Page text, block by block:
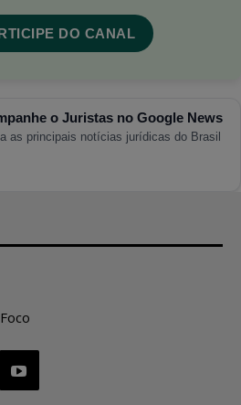
DO CANAL
o Juristas no Google News
as principais notícias jurídicas do Brasil